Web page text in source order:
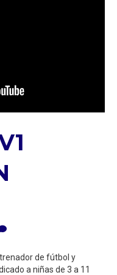
de fútbol y
a niñas de 3 a 11